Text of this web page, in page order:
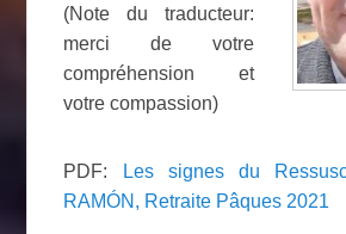
(Note du traducteur:
merci de votre
compréhension et
votre compassion)
PDF:
Les signes du
RAMÓN, Retraite Pâques 2021